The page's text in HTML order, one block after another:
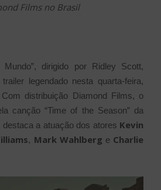
Films no Brasil
dirigido por Ridley Scott,
legendado nesta quarta-feira,
distribuição Diamond Films, o
canção “Time of the Season” da
a atuação dos atores Kevin
, Mark Wahlberg e Charlie